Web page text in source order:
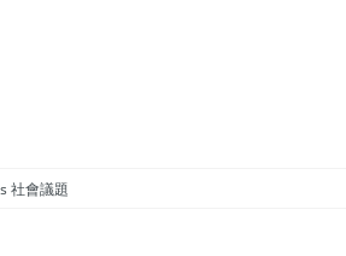
社會議題